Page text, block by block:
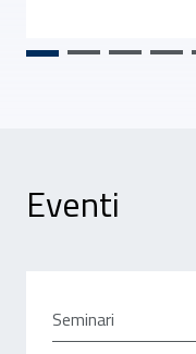
Eventi
Seminari